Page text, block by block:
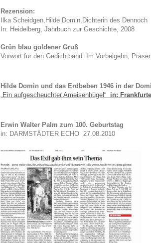
Rezension:
Ilka Scheidgen,Hilde Domin,Dichterin des Dennoch
In: Heidelberg, Jahrbuch zur Geschichte, 2008
Grün blau goldener Gruß
Vorwort für den Gedichtband: Im Vorbeigehn,
Hilde Domin und das Erdbeben 1946 in der
„Ein aufgescheuchter Ameisenhügel“ in:
Erwin Walter Palm zum 100. Geburtstag
in: DARMSTÄDTER ECHO 27.08.2010